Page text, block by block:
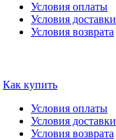
Условия оплаты
Условия доставки
Условия возврата
Как купить
Условия оплаты
Условия доставки
Условия возврата